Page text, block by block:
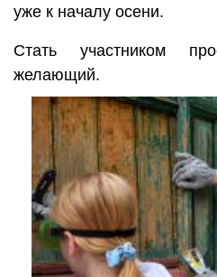
уже к началу осени.
Стать участником
желающий.